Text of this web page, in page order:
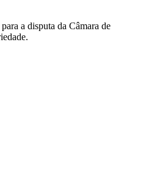
a disputa da Câmara de